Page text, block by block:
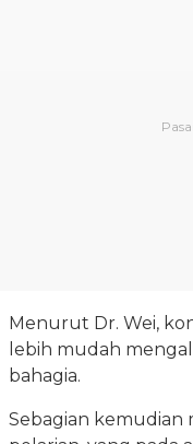
Menurut Dr. Wei,
lebih mudah
bahagia.
Sebagian kemudian